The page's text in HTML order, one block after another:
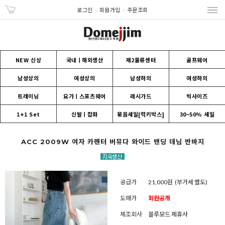
로그인 회원가입 주문조회
NEW 신상 국내ㅣ해외생산 제2물류센터 골프웨어
남성상의 여성상의 남성하의 여성하의
트레이닝 요가ㅣ스포츠웨어 래시가드 빅사이즈
1+1 Set 신발ㅣ잡화 묶음세일[럭키박스] 30~50% 세일
ACC 2009W 여자 카펜터 버뮤다 와이드 밴딩 데님 반바지
공급가 21,000원 (부가세 별도)
도매가 회원공개
제조회사 블루모드 제휴사